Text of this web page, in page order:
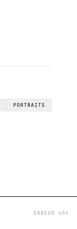
PORTRAITS
ERREUR 404